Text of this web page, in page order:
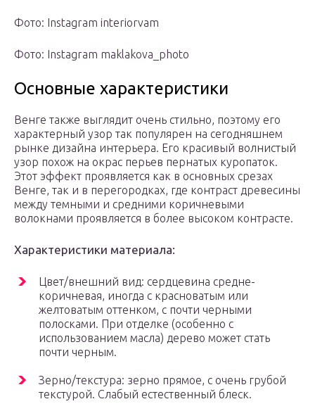
Фото: Instagram interiorvam
Фото: Instagram maklakova_photo
Основные характеристики
Венге также выглядит очень стильно, поэтому его
характерный узор так популярен на сегодняшнем
рынке дизайна интерьера. Его красивый волнистый
узор похож на окрас перьев пернатых куропаток.
Этот эффект проявляется как в основных срезах
Венге, так и в перегородках, где контраст древесины
между темными и средними коричневыми
волокнами проявляется в более высоком контрасте.
Характеристики материала:
Цвет/внешний вид: сердцевина средне-
коричневая, иногда с красноватым или
желтоватым оттенком, с почти черными
полосками. При отделке (особенно с
использованием масла) дерево может стать
почти черным.
Зерно/текстура: зерно прямое, с очень грубой
текстурой. Слабый естественный блеск.